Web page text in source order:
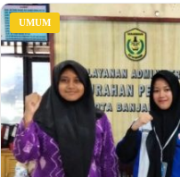
UMUM